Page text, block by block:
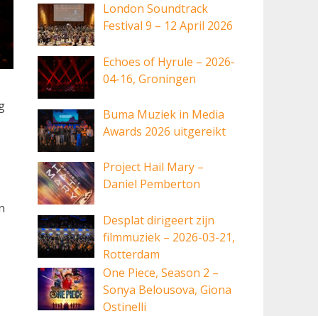
London Soundtrack
Festival 9 – 12 April 2026
Echoes of Hyrule – 2026-
04-16, Groningen
Buma Muziek in Media
Awards 2026 uitgereikt
Project Hail Mary –
Daniel Pemberton
Desplat dirigeert zijn
filmmuziek – 2026-03-21,
Rotterdam
One Piece, Season 2 –
Sonya Belousova, Giona
Ostinelli